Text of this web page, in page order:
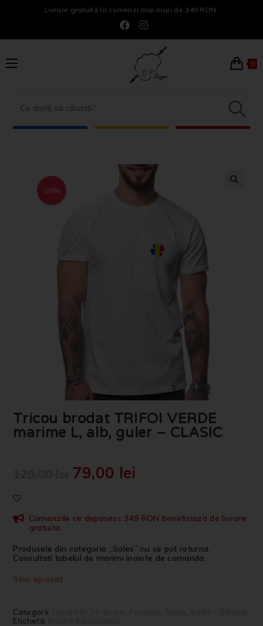
Livrare gratuită la comenzi mai mari de 349 RON.
0
-39%
Tricou brodat TRIFOI VERDE
marime L, alb, guler – CLASIC
79,00 lei
Comenzile ce depasesc 349 RON beneficiaza de livrare
gratuita.
Produsele din categoria „Sales” nu se pot returna.
Consultati tabelul de marimi inainte de comanda.
Stoc epuizat
Categorii:
Etichetă: